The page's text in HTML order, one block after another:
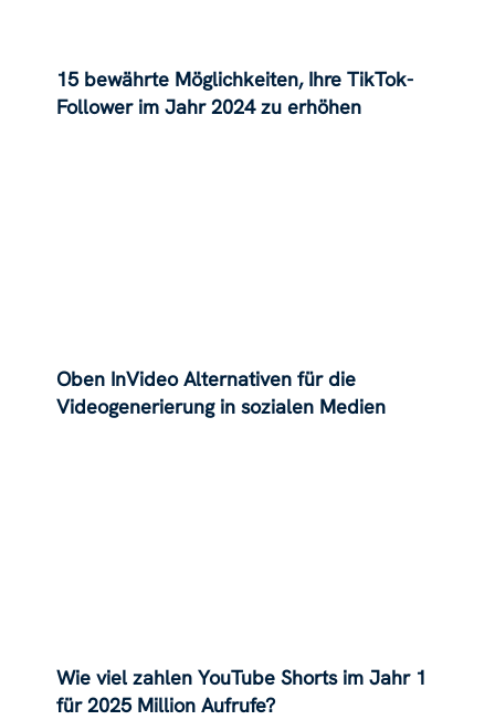
15 bewährte Möglichkeiten, Ihre TikTok-
Follower im Jahr 2024 zu erhöhen
Oben InVideo Alternativen für die
Videogenerierung in sozialen Medien
Wie viel zahlen YouTube Shorts im Jahr 1
für 2025 Million Aufrufe?